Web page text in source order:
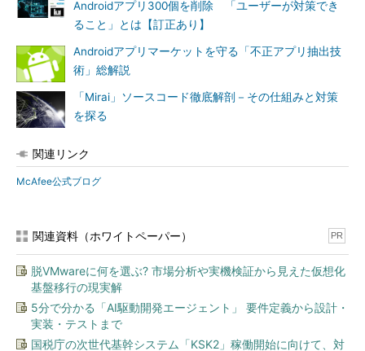
Androidアプリ300個を削除 「ユーザーが対策でき
ること」とは【訂正あり】
Androidアプリマーケットを守る「不正アプリ抽出技
術」総解説
「Mirai」ソースコード徹底解剖－その仕組みと対策
を探る
関連リンク
McAfee公式ブログ
関連資料（ホワイトペーパー） PR
脱VMwareに何を選ぶ? 市場分析や実機検証から見えた仮想化
基盤移行の現実解
5分で分かる「AI駆動開発エージェント」 要件定義から設計・
実装・テストまで
国税庁の次世代基幹システム「KSK2」稼働開始に向けて、対